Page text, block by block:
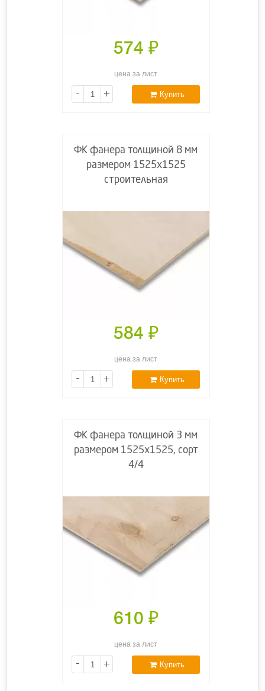
574 ₽
цена за лист
- + Купить
ФК фанера толщиной 8 мм
размером 1525х1525
строительная
584 ₽
цена за лист
- + Купить
ФК фанера толщиной 3 мм
размером 1525х1525, сорт
4/4
610 ₽
цена за лист
- + Купить